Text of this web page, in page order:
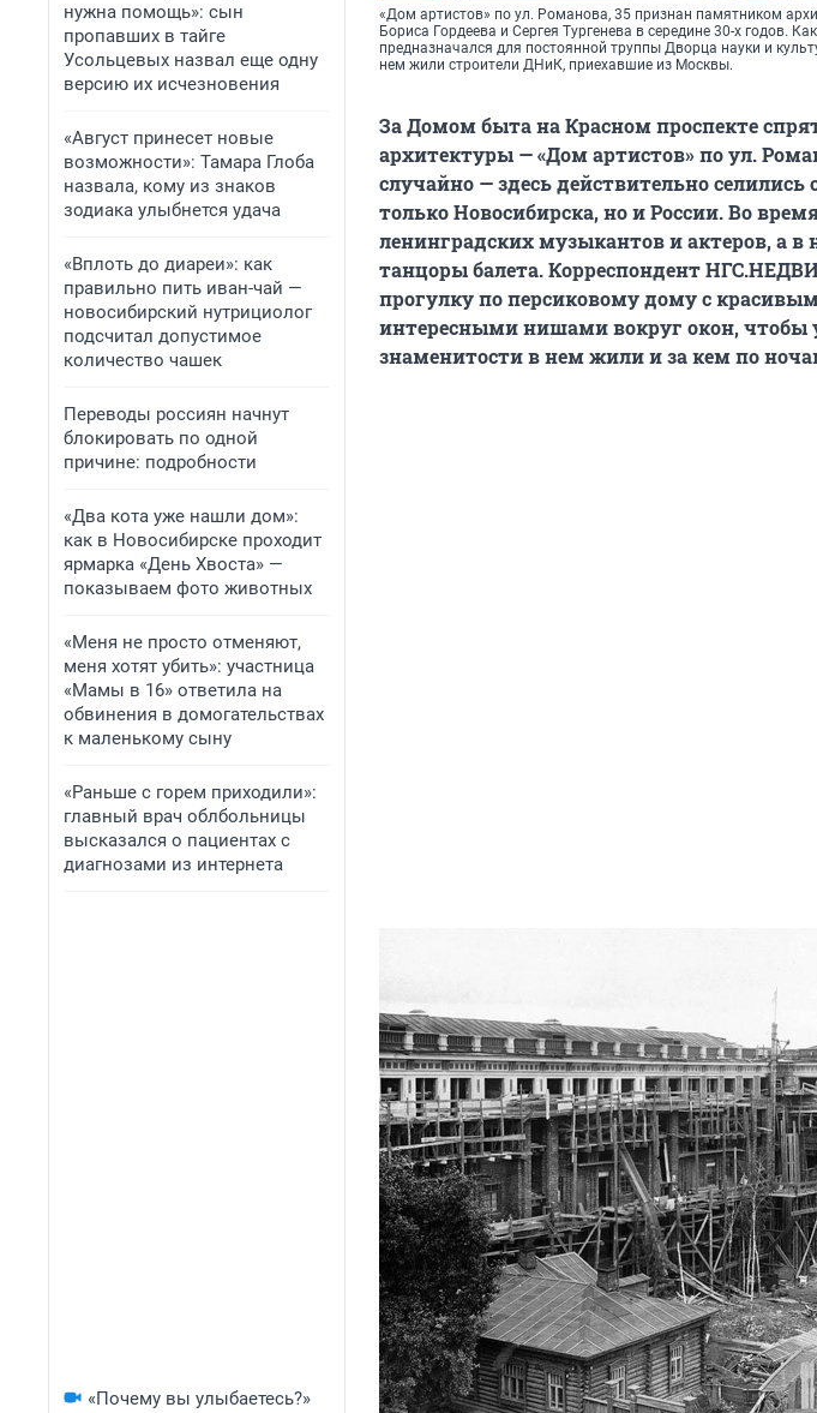
нужна помощь»: сын
пропавших в тайге
Усольцевых назвал еще одну
версию их исчезновения
«Август принесет новые
возможности»: Тамара Глоба
назвала, кому из знаков
зодиака улыбнется удача
«Вплоть до диареи»: как
правильно пить иван-чай —
новосибирский нутрициолог
подсчитал допустимое
количество чашек
Переводы россиян начнут
блокировать по одной
причине: подробности
«Два кота уже нашли дом»:
как в Новосибирске проходит
ярмарка «День Хвоста» —
показываем фото животных
«Меня не просто отменяют,
меня хотят убить»: участница
«Мамы в 16» ответила на
обвинения в домогательствах
к маленькому сыну
«Раньше с горем приходили»:
главный врач облбольницы
высказался о пациентах с
диагнозами из интернета
«Почему вы улыбаетесь?»
«Дом артистов» по ул. Романова, 35 признан памятником
Бориса Гордеева и Сергея Тургенева в середине 30-х годов.
предназначался для постоянной труппы Дворца науки и
нем жили строители ДНиК, приехавшие из Москвы.
За Домом быта на Красном проспекте
архитектуры — «Дом артистов» по ул.
случайно — здесь действительно
только Новосибирска, но и России. Во
ленинградских музыкантов и актеров, а
танцоры балета. Корреспондент
прогулку по персиковому дому с
интересными нишами вокруг окон, чтобы
знаменитости в нем жили и за кем по